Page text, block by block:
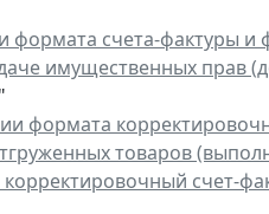
формата счета-фактуры и
имущественных прав
"
формата
товаров
счет-